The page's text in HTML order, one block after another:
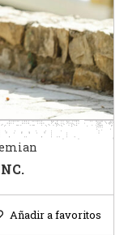
Añadir a favoritos